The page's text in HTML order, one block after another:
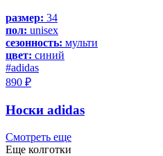
размер: 34
пол: unisex
сезонность: мульти
цвет: синий
#adidas
890 ₽
Носки adidas
Смотреть еще
Еще колготки